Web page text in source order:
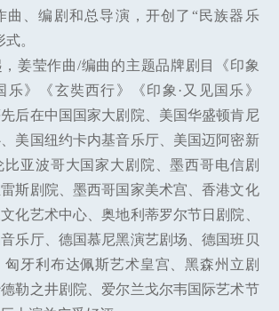
曲、编剧和总导演，开创了“民族器乐
。
，姜莹作曲/编曲的主题品牌剧目《印象
乐》《玄奘西行》《印象·又见国乐》
先后在中国国家大剧院、美国华盛顿肯尼
美国纽约卡内基音乐厅、美国迈阿密新
亚波哥大国家大剧院、墨西哥电信剧
斯剧院、墨西哥国家美术宫、香港文化
化艺术中心、奥地利蒂罗尔节日剧院、
乐厅、德国慕尼黑演艺剧场、德国班贝
牙利布达佩斯艺术皇宫、黑森州立剧
勒之井剧院、爱尔兰戈尔韦国际艺术节